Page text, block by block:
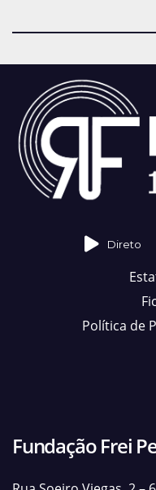
Direto
Política de
Fundação Frei